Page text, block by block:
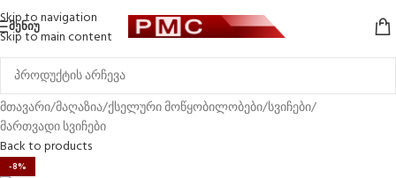
Skip to navigation
Skip to main content
ᲛᲔᲜᲘᲣ
მთავარი/მაღაზია/ქსელური მოწყობილობები/სვიჩები/
მართვადი სვიჩები
Back to products
-8%